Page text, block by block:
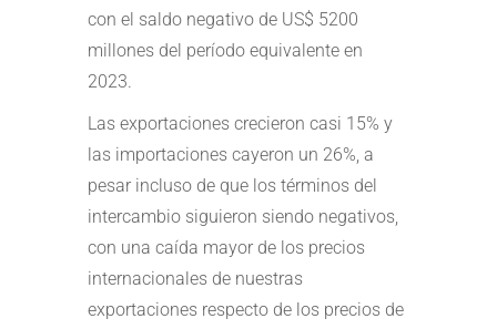
con el saldo negativo de US$ 5200
millones del período equivalente en
2023.
Las exportaciones crecieron casi 15% y
las importaciones cayeron un 26%, a
pesar incluso de que los términos del
intercambio siguieron siendo negativos,
con una caída mayor de los precios
internacionales de nuestras
exportaciones respecto de los precios de